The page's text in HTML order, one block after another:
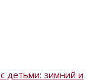
детьми: зимний и